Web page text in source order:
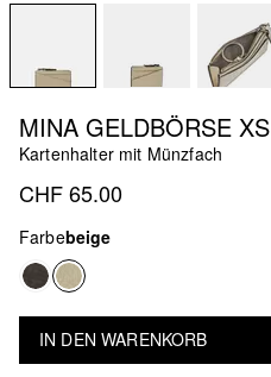
MINA GELDBÖRSE XS
Kartenhalter mit Münzfach
CHF 65.00
Farbebeige
IN DEN WARENKORB